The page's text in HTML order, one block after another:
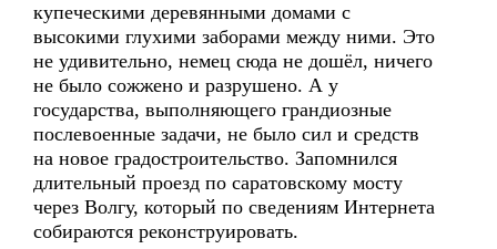
купеческими деревянными домами с
высокими глухими заборами между ними. Это
не удивительно, немец сюда не дошёл, ничего
не было сожжено и разрушено. А у
государства, выполняющего грандиозные
послевоенные задачи, не было сил и средств
на новое градостроительство. Запомнился
длительный проезд по саратовскому мосту
через Волгу, который по сведениям Интернета
собираются реконструировать.